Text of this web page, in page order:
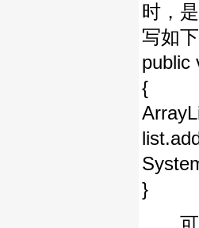
时，
写如
public
{
}
可变